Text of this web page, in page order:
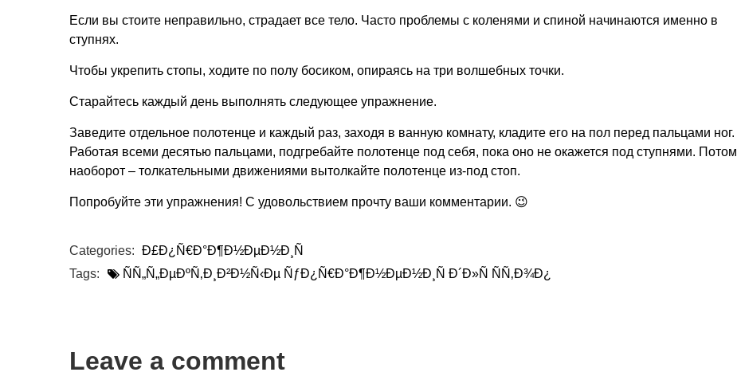
Если вы стоите неправильно, страдает все тело. Часто проблемы с коленями и спиной начинаются именно в
ступнях.
Чтобы укрепить стопы, ходите по полу босиком, опираясь на три волшебных точки.
Старайтесь каждый день выполнять следующее упражнение.
Заведите отдельное полотенце и каждый раз, заходя в ванную комнату, кладите его на пол перед пальцами ног.
Работая всеми десятью пальцами, подгребайте полотенце под себя, пока оно не окажется под ступнями. Потом
наоборот – толкательными движениями вытолкайте полотенце из-под стоп.
Попробуйте эти упражнения! С удовольствием прочту ваши комментарии. 😉
Categories: Ð£Ð¿Ñ€Ð°Ð¶Ð½ÐµÐ½Ð¸Ñ
Tags:
ÑÑ„Ñ„ÐµÐºÑ‚Ð¸Ð²Ð½Ñ‹Ðµ ÑƒÐ¿Ñ€Ð°Ð¶Ð½ÐµÐ½Ð¸Ñ Ð´Ð»Ñ ÑÑ‚Ð¾Ð¿
Leave a comment